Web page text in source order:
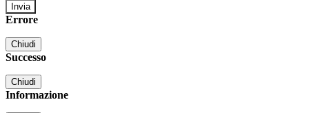
Errore
Chiudi
Successo
Chiudi
Informazione